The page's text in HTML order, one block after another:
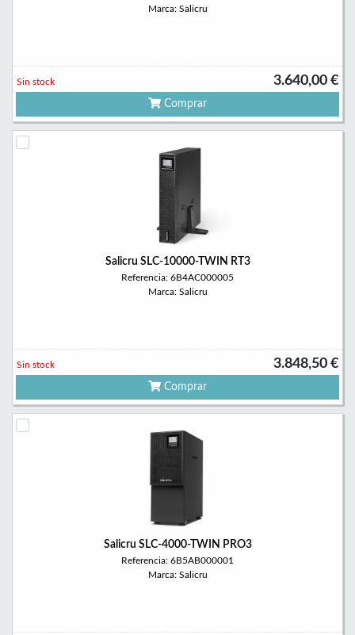
Marca: Salicru
3.640,00 €
Sin stock
Comprar
Salicru SLC-10000-TWIN RT3
Referencia: 6B4AC000005
Marca: Salicru
3.848,50 €
Sin stock
Comprar
Salicru SLC-4000-TWIN PRO3
Referencia: 6B5AB000001
Marca: Salicru